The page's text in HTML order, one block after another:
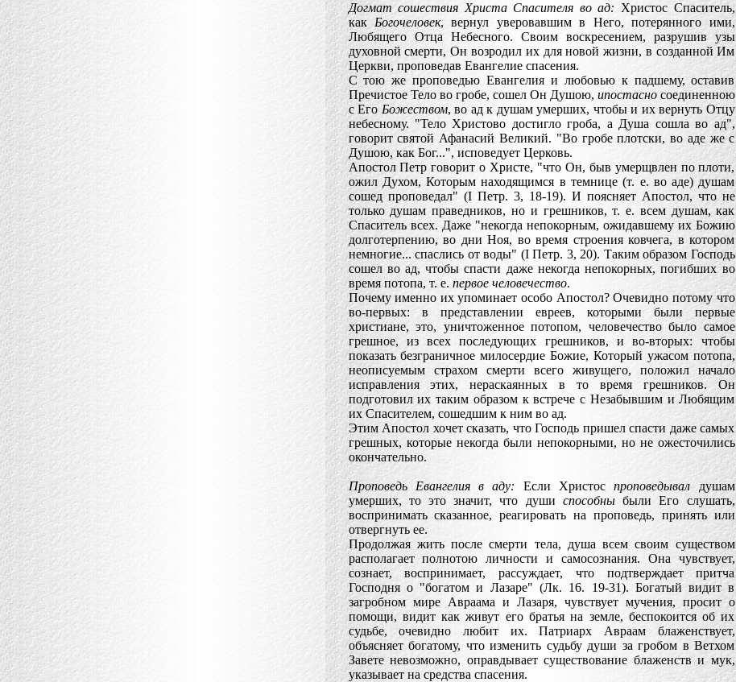
Догмат сошествия Христа Спасителя во ад: Христос Спаситель,
как Богочеловек, вернул уверовавшим в Него, потерянного ими,
Любящего Отца Небесного. Своим воскресением, разрушив узы
духовной смерти, Он возродил их для новой жизни, в созданной Им
Церкви, проповедав Евангелие спасения.
С тою же проповедью Евангелия и любовью к падшему, оставив
Пречистое Тело во гробе, сошел Он Душою, ипостасносоединенною
с Его Божеством, во ад к душам умерших, чтобы и их вернуть Отцу
небесному. "Тело Христово достигло гроба, а Душа сошла во ад",
говорит святой Афанасий Великий. "Во гробе плотски, во аде же с
Душою, как Бог...", исповедует Церковь.
Апостол Петр говорит о Христе, "что Он, быв умерщвлен по плоти,
ожил Духом, Которым находящимся в темнице (т. е. во аде) душам
сошед проповедал" (I Петр. 3, 18-19). И поясняет Апостол, что не
только душам праведников, но и грешников, т. е. всем душам, как
Спаситель всех. Даже "некогда непокорным, ожидавшему их Божию
долготерпению, во дни Ноя, во время строения ковчега, в котором
немногие... спаслись от воды" (I Петр. 3, 20). Таким образом Господь
сошел во ад, чтобы спасти даже некогда непокорных, погибших во
время потопа, т. е. первое человечество.
Почему именно их упоминает особо Апостол? Очевидно потому что
во-первых: в представлении евреев, которыми были первые
христиане, это, уничтоженное потопом, человечество было самое
грешное, из всех последующих грешников, и во-вторых: чтобы
показать безграничное милосердие Божие, Который ужасом потопа,
неописуемым страхом смерти всего живущего, положил начало
исправления этих, нераскаянных в то время грешников. Он
подготовил их таким образом к встрече с Незабывшим и Любящим
их Спасителем, сошедшим к ним во ад.
Этим Апостол хочет сказать, что Господь пришел спасти даже самых
грешных, которые некогда были непокорными, но не ожесточились
окончательно.
Проповедь Евангелия в аду: Если Христоспроповедывал душам
умерших, то это значит, что души способныбыли Его слушать,
воспринимать сказанное, реагировать на проповедь, принять или
отвергнуть ее.
Продолжая жить после смерти тела, душа всем своим существом
располагает полнотою личности и самосознания. Она чувствует,
сознает, воспринимает, рассуждает, что подтверждает притча
Господня о "богатом и Лазаре" (Лк. 16. 19-31). Богатый видит в
загробном мире Авраама и Лазаря, чувствует мучения, просит о
помощи, видит как живут его братья на земле, беспокоится об их
судьбе, очевидно любит их. Патриарх Авраам блаженствует,
объясняет богатому, что изменить судьбу души за гробом в Ветхом
Завете невозможно, оправдывает существование блаженств и мук,
указывает на средства спасения.